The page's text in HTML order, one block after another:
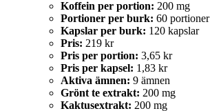
Koffein per portion: 200 mg
Portioner per burk: 60 portioner
Kapslar per burk: 120 kapslar
Pris: 219 kr
Pris per portion: 3,65 kr
Pris per kapsel: 1,83 kr
Aktiva ämnen: 9 ämnen
Grönt te extrakt: 200 mg
Kaktusextrakt: 200 mg